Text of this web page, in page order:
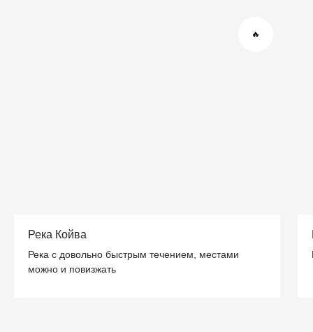
🔥
Река Койва
Река с довольно быстрым течением, местами
можно и повизжать